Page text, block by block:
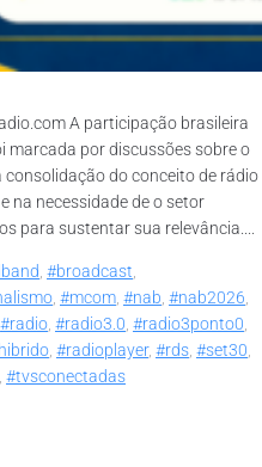
A participação brasileira
marcada por discussões sobre o
do conceito de rádio
na necessidade de o setor
para sustentar sua relevância....
, #broadcast,
, #mcom, #nab, #nab2026,
#radio, #radio3.0, #radio3ponto0,
, #radioplayer, #rds, #set30,
, #tvsconectadas